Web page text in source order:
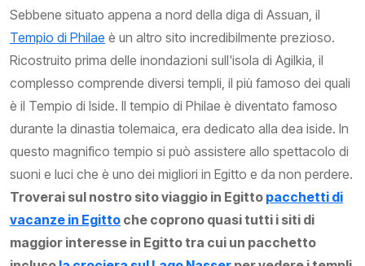
Sebbene situato appena a nord della diga di Assuan, il
Tempio di Philae è un altro sito incredibilmente prezioso.
Ricostruito prima delle inondazioni sull'isola di Agilkia, il
complesso comprende diversi templi, il più famoso dei quali
è il Tempio di Iside. Il tempio di Philae è diventato famoso
durante la dinastia tolemaica, era dedicato alla dea iside. In
questo magnifico tempio si può assistere allo spettacolo di
suoni e luci che è uno dei migliori in Egitto e da non perdere.
Troverai sul nostro sito viaggio in Egitto pacchetti di
vacanze in Egitto che coprono quasi tutti i siti di
maggior interesse in Egitto tra cui un pacchetto